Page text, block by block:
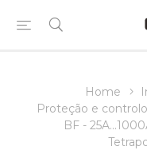
Home
Proteção e
BF -